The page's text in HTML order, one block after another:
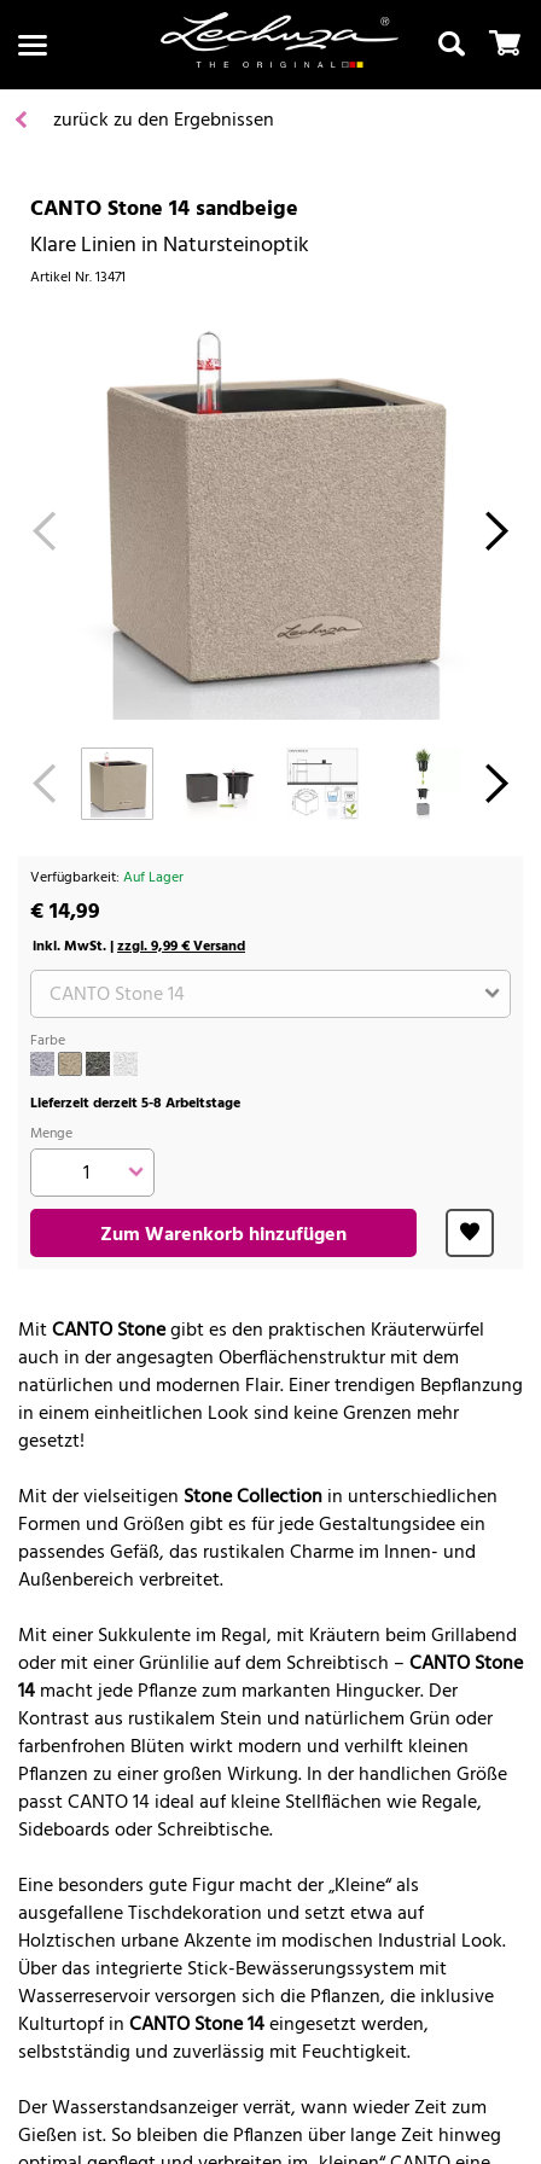
Suchen
zurück zu den Ergebnissen
CANTO Stone 14 sandbeige
Klare Linien in Natursteinoptik
Artikel Nr.13471
Verfügbarkeit: Auf Lager
€ 14,99
inkl. MwSt. |zzgl. 9,99 € Versand
Farbe
Lieferzeit derzeit 5-8 Arbeitstage
Menge
Zum Warenkorb hinzufügen
MitCANTO Stonegibt es den praktischen Kräuterwürfel
auch in der angesagten Oberflächenstruktur mit dem
natürlichen und modernen Flair. Einer trendigen Bepflanzung
in einem einheitlichen Look sind keine Grenzen mehr
gesetzt!
Mit der vielseitigen Stone Collectionin unterschiedlichen
Formen und Größen gibt es für jede Gestaltungsidee ein
passendes Gefäß, das rustikalen Charme im Innen- und
Außenbereich verbreitet.
Mit einer Sukkulente im Regal, mit Kräutern beim Grillabend
oder mit einer Grünlilie auf dem Schreibtisch –CANTO Stone
14macht jede Pflanze zum markanten Hingucker. Der
Kontrast aus rustikalem Stein und natürlichem Grün oder
farbenfrohen Blüten wirkt modern und verhilft kleinen
Pflanzen zu einer großen Wirkung. In der handlichen Größe
passt CANTO 14 ideal auf kleine Stellflächen wie Regale,
Sideboards oder Schreibtische.
Eine besonders gute Figur macht der „Kleine“ als
ausgefallene Tischdekoration und setzt etwa auf
Holztischen urbane Akzente im modischen Industrial Look.
Über das integrierte Stick-Bewässerungssystem mit
Wasserreservoir versorgen sich die Pflanzen, die inklusive
Kulturtopf inCANTO Stone 14eingesetzt werden,
selbstständig und zuverlässig mit Feuchtigkeit.
Der Wasserstandsanzeiger verrät, wann wieder Zeit zum
Gießen ist. So bleiben die Pflanzen über lange Zeit hinweg